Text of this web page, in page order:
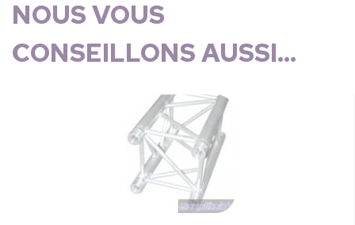
NOUS VOUS
CONSEILLONS AUSSI...